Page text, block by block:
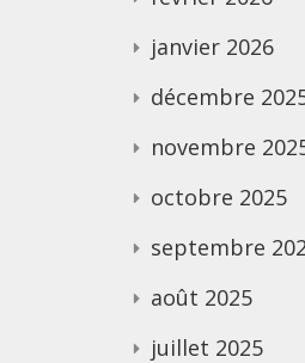
janvier 2026
décembre
novembre
octobre 2025
septembre
août 2025
juillet 2025